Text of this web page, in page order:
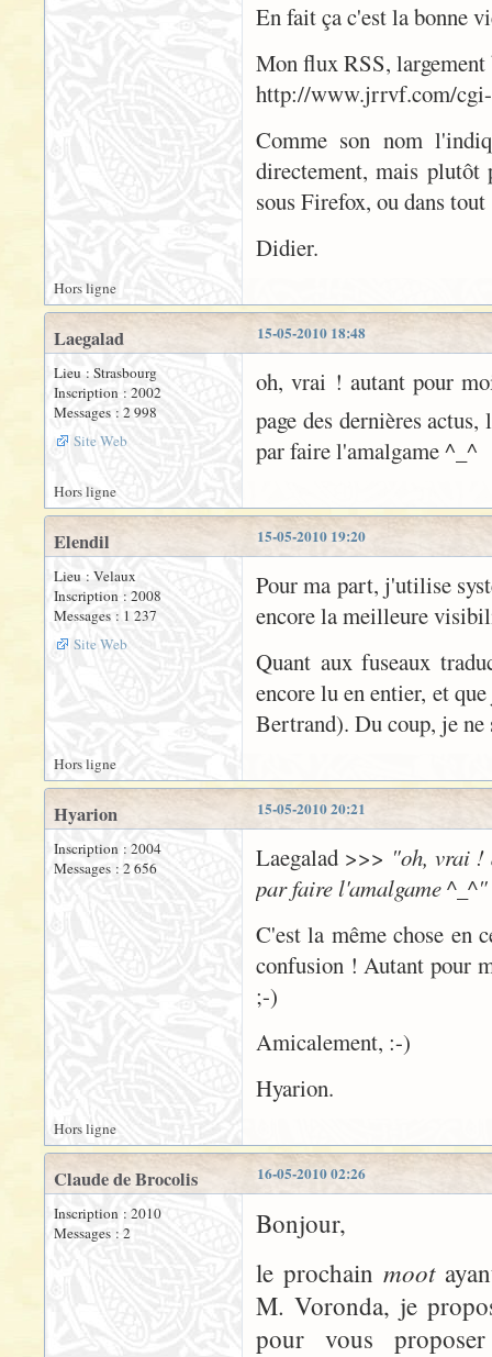
En fait ça c'est la bonne
Mon flux RSS, largement
http://www.jrrvf.com/cgi-
Comme son nom
directement, mais plutôt
sous Firefox, ou dans
Didier.
Hors ligne
15-05-2010 18:48
Laegalad
Lieu : Strasbourg
Inscription : 2002
Messages : 2 998
Site Web
oh, vrai ! autant pour
page des dernières
par faire l'amalgame ^_^
Hors ligne
15-05-2010 19:20
Elendil
Lieu : Velaux
Inscription : 2008
Messages : 1 237
Site Web
Pour ma part, j'utilise
encore la meilleure
Quant aux fuseaux
encore lu en entier, et
Bertrand). Du coup, je ne
Hors ligne
15-05-2010 20:21
Hyarion
Inscription : 2004
Messages : 2 656
Laegalad >>> "oh, vrai !
par faire l'amalgame ^_^"
C'est la même chose en
confusion ! Autant pour
;-)
Amicalement, :-)
Hyarion.
Hors ligne
16-05-2010 02:26
Claude de Brocolis
Inscription : 2010
Messages : 2
Bonjour,
le prochainmoot
M. Voronda, je
pour vous